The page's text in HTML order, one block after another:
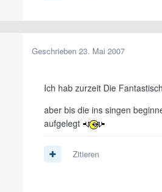
Geschrieben 23. Mai 2007
Ich hab zurzeit Die
aber bis die ins singen
aufgelegt
Zitieren